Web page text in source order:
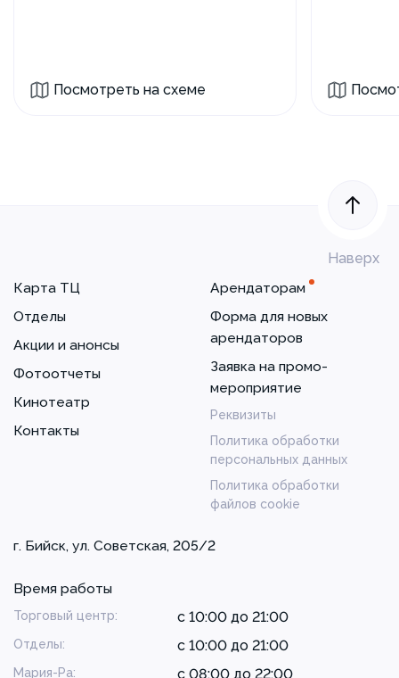
Посмотреть на схеме
Наверх
Карта ТЦ
Отделы
Акции и анонсы
Фотоотчеты
Кинотеатр
Контакты
Арендаторам
Форма для новых
арендаторов
Заявка на промо-
мероприятие
Реквизиты
Политика обработки
персональных данных
Политика обработки
файлов cookie
г. Бийск, ул. Советская, 205/2
Время работы
Торговый центр: с 10:00 до 21:00
Отделы: с 10:00 до 21:00
Мария-Ра: с 08:00 до 22:00